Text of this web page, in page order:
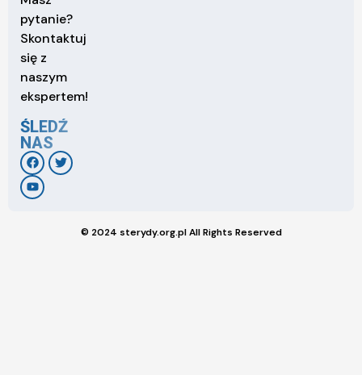
pytanie?
Skontaktuj
się z
naszym
ekspertem!
ŚLEDŹ
NAS
© 2024 sterydy.org.pl All Rights Reserved